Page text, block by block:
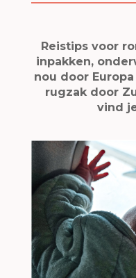
Reistips voor
inpakken,
nou door
rugzak door
vind